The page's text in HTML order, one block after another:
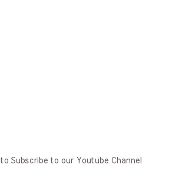
to Subscribe to our Youtube Channel